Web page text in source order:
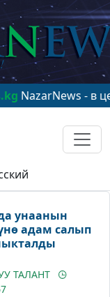
- в центре
унаанын
адам салып
ТАЛАНТ